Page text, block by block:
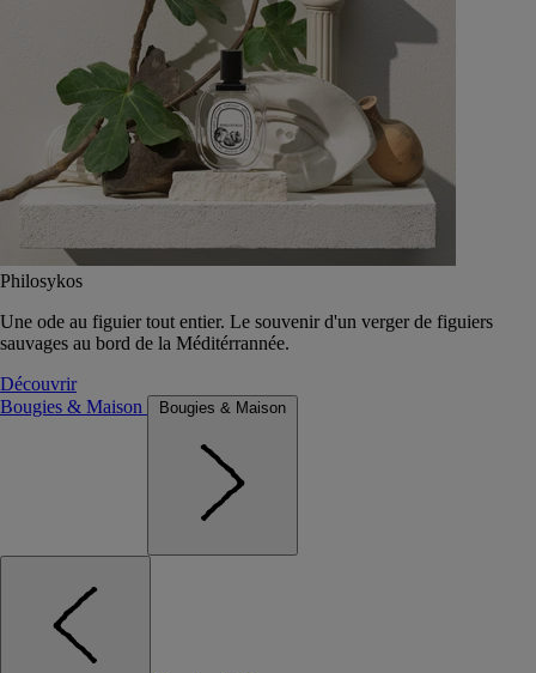
Philosykos
Une ode au figuier tout entier. Le souvenir d'un verger de figuiers
sauvages au bord de la Méditérrannée.
Découvrir
Bougies & Maison
Bougies & Maison